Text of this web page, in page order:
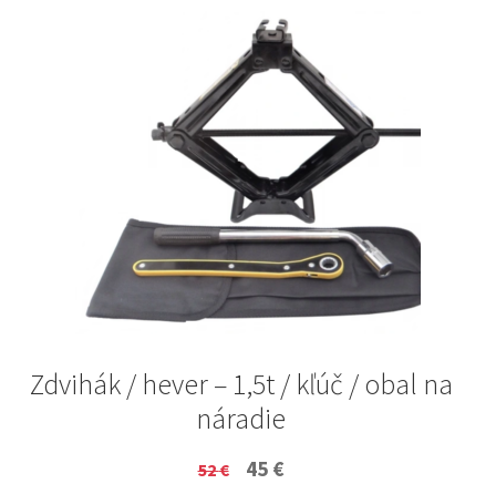
Zdvihák / hever – 1,5t / kľúč / obal na
náradie
52€
Original
45 €